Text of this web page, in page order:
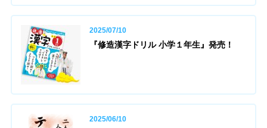
2025/07/10
『修造漢字ドリル 小学１年生』発売！
2025/06/10